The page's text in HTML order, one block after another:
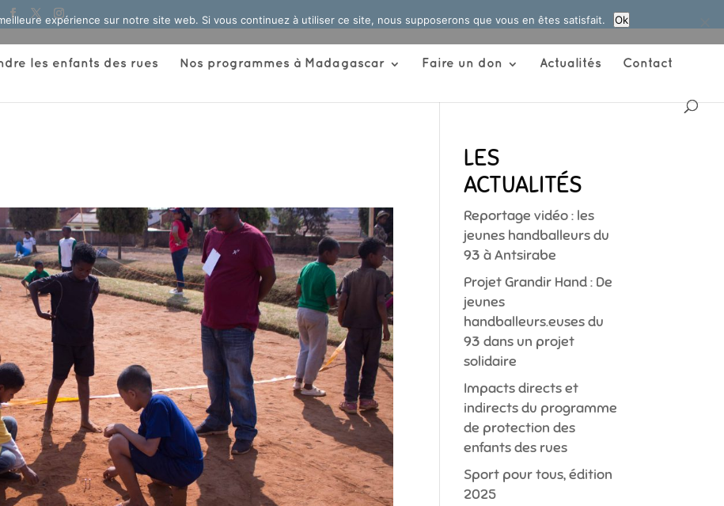
les enfants des rues Nos programmes à Madagascar Faire un don Actualités Contact
LES
ACTUALITÉS
Reportage vidéo : les
jeunes handballeurs du
93 à Antsirabe
Projet Grandir Hand : De
jeunes
handballeurs.euses du
93 dans un projet
solidaire
Impacts directs et
indirects du programme
de protection des
enfants des rues
Sport pour tous, édition
2025
expérience sur notre site web. Si vous continuez à utiliser ce site, nous supposerons que vous en êtes satisfait. Ok